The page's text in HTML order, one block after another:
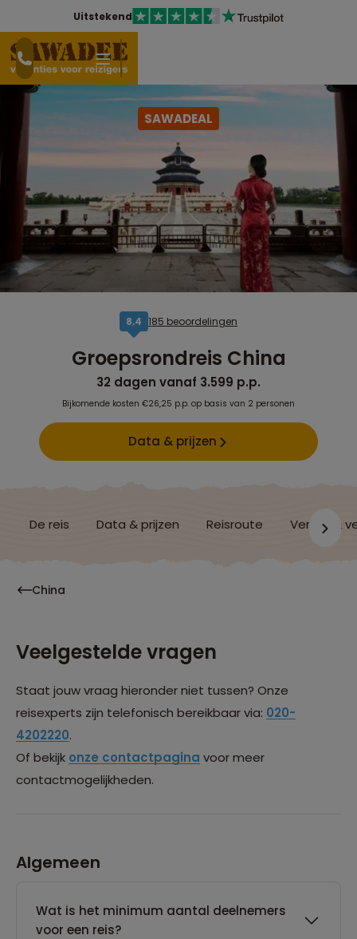
Uitstekend
SAWADEAL
8,4 185 beoordelingen
Groepsrondreis China
32 dagen vanaf 3.599 p.p.
Bijkomende kosten €26,25 p.p. op basis van 2 personen
Data & prijzen
De reis Data & prijzen Reisroute Verblijf &
China
Veelgestelde vragen
Staat jouw vraag hieronder niet tussen? Onze
reisexperts zijn telefonisch bereikbaar via: 020-
4202220.
Of bekijk onze contactpagina voor meer
contactmogelijkheden.
Algemeen
Wat is het minimum aantal deelnemers
voor een reis?